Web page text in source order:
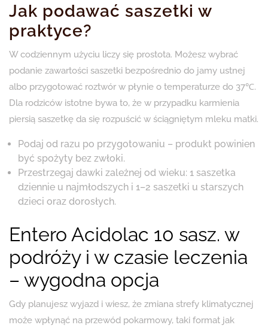
Jak podawać saszetki w
praktyce?
W codziennym użyciu liczy się prostota. Możesz wybrać
podanie zawartości saszetki bezpośrednio do jamy ustnej
albo przygotować roztwór w płynie o temperaturze do 37℃.
Dla rodziców istotne bywa to, że w przypadku karmienia
piersią saszetkę da się rozpuścić w ściągniętym mleku matki.
Podaj od razu po przygotowaniu – produkt powinien
być spożyty bez zwłoki.
Przestrzegaj dawki zależnej od wieku: 1 saszetka
dziennie u najmłodszych i 1–2 saszetki u starszych
dzieci oraz dorosłych.
Entero Acidolac 10 sasz. w
podróży i w czasie leczenia
– wygodna opcja
Gdy planujesz wyjazd i wiesz, że zmiana strefy klimatycznej
może wpłynąć na przewód pokarmowy, taki format jak